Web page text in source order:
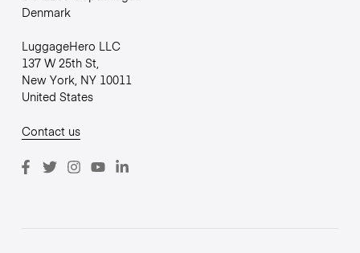
Denmark
LuggageHero LLC
137 W 25th St,
New York, NY 10011
United States
Contact us